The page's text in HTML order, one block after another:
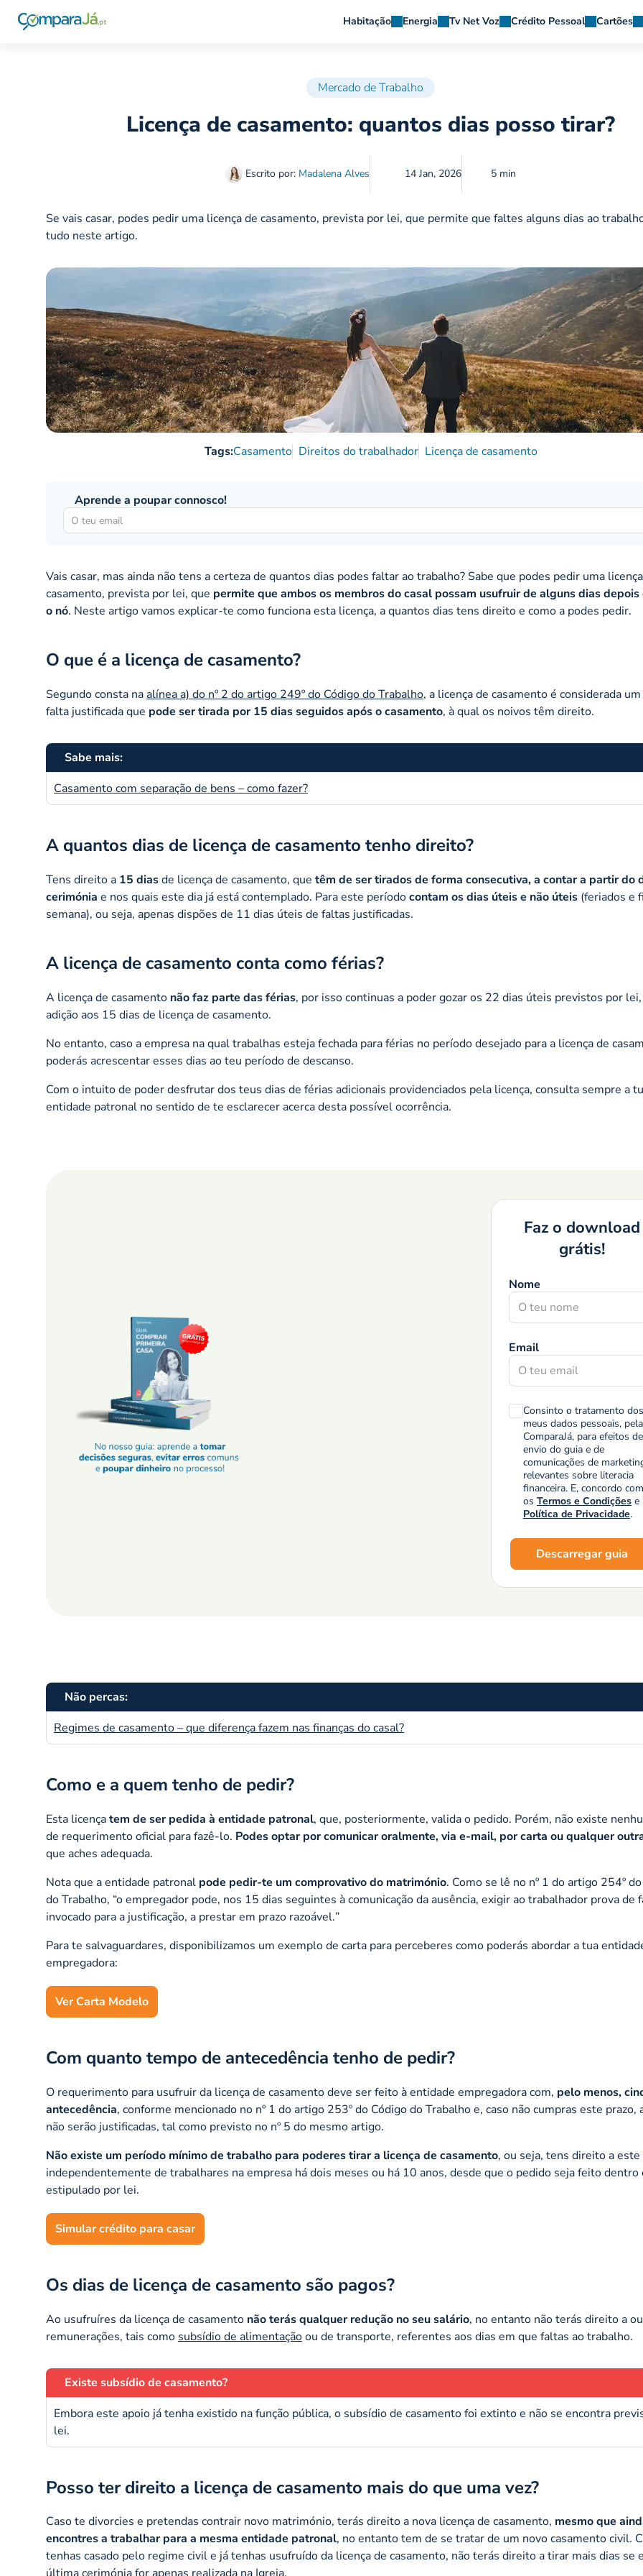
Habitação Energia Tv Net Voz Crédito Pessoal Cartões
Mercado de Trabalho
Licença de casamento: quantos dias posso tirar?
Escrito por: Madalena Alves 14 Jan, 2026 5 min
Se vais casar, podes pedir uma licença de casamento, prevista por lei, que permite que faltes alguns dias ao
tudo neste artigo.
Tags:Casamento Direitos do trabalhador Licença de casamento
Aprende a poupar connosco!
Vais casar, mas ainda não tens a certeza de quantos dias podes faltar ao trabalho? Sabe que podes pedir uma
casamento, prevista por lei, que permite que ambos os membros do casal possam usufruir de alguns dias depois
o nó. Neste artigo vamos explicar-te como funciona esta licença, a quantos dias tens direito e como a podes pedir.
O que é a licença de casamento?
Segundo consta na alínea a) do nº 2 do artigo 249º do Código do Trabalho, a licença de casamento é considerada
falta justificada que pode ser tirada por 15 dias seguidos após o casamento, à qual os noivos têm direito.
Sabe mais:
Casamento com separação de bens – como fazer?
A quantos dias de licença de casamento tenho direito?
Tens direito a 15 diasde licença de casamento, que têm de ser tirados de forma consecutiva, a contar a partir do
cerimónia e nos quais este dia já está contemplado. Para este períodocontam os dias úteis e não úteis (feriados e
semana), ou seja, apenas dispões de 11 dias úteis de faltas justificadas.
A licença de casamento conta como férias?
A licença de casamento não faz parte das férias, por isso continuas a poder gozar os 22 dias úteis previstos por
adição aos 15 dias de licença de casamento.
No entanto, caso a empresa na qual trabalhas esteja fechada para férias no período desejado para a licença de
poderás acrescentar esses dias ao teu período de descanso.
Com o intuito de poder desfrutar dos teus dias de férias adicionais providenciados pela licença, consulta sempre a
entidade patronal no sentido de te esclarecer acerca desta possível ocorrência.
Faz o download
grátis!
Nome
Email
Consinto o tratamento dos
meus dados pessoais, pela
ComparaJá, para efeitos
envio do guia e de
comunicações de
relevantes sobre literacia
financeira. E, concordo com
os Termos e Condiçõese
Política de Privacidade.
Descarregar guia
Não percas:
Regimes de casamento – que diferença fazem nas finanças do casal?
Como e a quem tenho de pedir?
Esta licençatem de ser pedida à entidade patronal, que, posteriormente, valida o pedido. Porém, não existe
de requerimento oficial para fazê-lo. Podes optar por comunicar oralmente, via e-mail, por carta ou qualquer
que aches adequada.
Nota que a entidade patronal pode pedir-te um comprovativo do matrimónio. Como se lê no nº 1 do artigo 254º
do Trabalho, “o empregador pode, nos 15 dias seguintes à comunicação da ausência, exigir ao trabalhador prova de
invocado para a justificação, a prestar em prazo razoável.”
Para te salvaguardares, disponibilizamos um exemplo de carta para perceberes como poderás abordar a tua
empregadora:
Ver Carta Modelo
Com quanto tempo de antecedência tenho de pedir?
O requerimento para usufruir da licença de casamento deve ser feito à entidade empregadora com, pelo menos,
antecedência, conforme mencionado no nº 1 do artigo 253º do Código do Trabalho e, caso não cumpras este prazo,
não serão justificadas, tal como previsto no nº 5 do mesmo artigo.
Não existe um período mínimo de trabalho para poderes tirar a licença de casamento, ou seja, tens direito a
independentemente de trabalhares na empresa há dois meses ou há 10 anos, desde que o pedido seja feito dentro
estipulado por lei.
Simular crédito para casar
Os dias de licença de casamento são pagos?
Ao usufruíres da licença de casamento não terás qualquer redução no seu salário, no entanto não terás direito a
remunerações, tais como subsídio de alimentaçãoou de transporte, referentes aos dias em que faltas ao trabalho.
Existe subsídio de casamento?
Embora este apoio já tenha existido na função pública, o subsídio de casamento foi extinto e não se encontra
lei.
Posso ter direito a licença de casamento mais do que uma vez?
Caso te divorcies e pretendas contrair novo matrimónio, terás direito a nova licença de casamento, mesmo que
encontres a trabalhar para a mesma entidade patronal, no entanto tem de se tratar de um novo casamento civil.
tenhas casado pelo regime civil e já tenhas usufruído da licença de casamento, não terás direito a tirar mais dias se